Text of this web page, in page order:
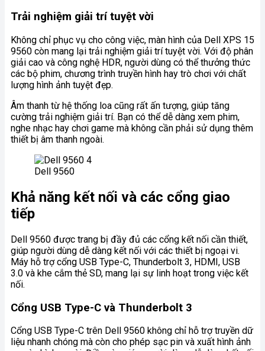
Trải nghiệm giải trí tuyệt vời
Không chỉ phục vụ cho công việc, màn hình của Dell XPS 15
9560 còn mang lại trải nghiệm giải trí tuyệt vời. Với độ phân
giải cao và công nghệ HDR, người dùng có thể thưởng thức
các bộ phim, chương trình truyền hình hay trò chơi với chất
lượng hình ảnh tuyệt đẹp.
Âm thanh từ hệ thống loa cũng rất ấn tượng, giúp tăng
cường trải nghiệm giải trí. Bạn có thể dễ dàng xem phim,
nghe nhạc hay chơi game mà không cần phải sử dụng thêm
thiết bị âm thanh ngoài.
Dell 9560
Khả năng kết nối và các cổng giao
tiếp
Dell 9560 được trang bị đầy đủ các cổng kết nối cần thiết,
giúp người dùng dễ dàng kết nối với các thiết bị ngoại vi.
Máy hỗ trợ cổng USB Type-C, Thunderbolt 3, HDMI, USB
3.0 và khe cắm thẻ SD, mang lại sự linh hoạt trong việc kết
nối.
Cổng USB Type-C và Thunderbolt 3
Cổng USB Type-C trên Dell 9560 không chỉ hỗ trợ truyền dữ
liệu nhanh chóng mà còn cho phép sạc pin và xuất hình ảnh